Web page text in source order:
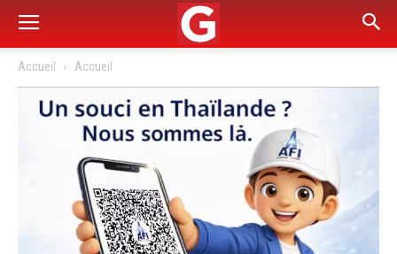
Accueil Accueil